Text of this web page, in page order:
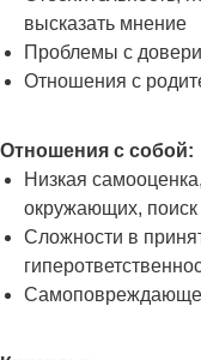
высказать мнение
Проблемы с
Отношения с
Отношения с собой:
Низкая
окружающих, поиск
Сложности в